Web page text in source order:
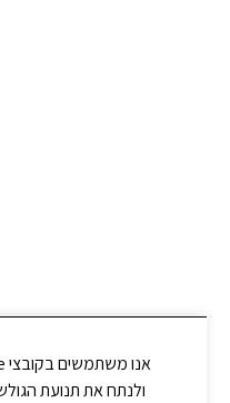
ולנתח את תנועת